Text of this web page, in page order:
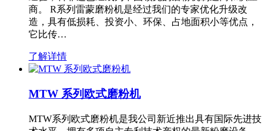
商。 R系列雷蒙磨粉机是经过我们的专家优化升级改
造，具有低损耗、投资小、环保、占地面积小等优点，
它比传…
了解详情
MTW 系列欧式磨粉机
MTW系列欧式磨粉机是我公司新近推出具有国际先进技